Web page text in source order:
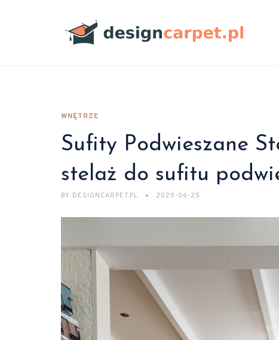
WNĘTRZE
Sufity Podwieszane
stelaż do sufitu
BY DESIGNCARPET.PL 2020-06-25